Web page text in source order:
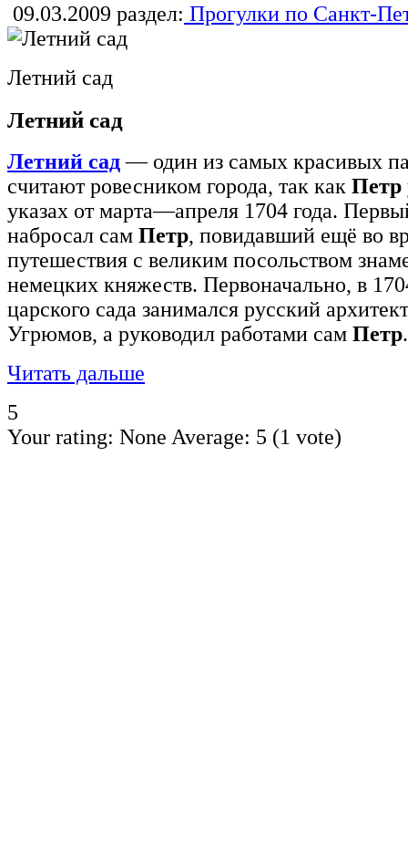
09.03.2009 раздел: Прогулки по Санкт-
Летний сад
Летний сад
Летний сад— один из самых красивых
считают ровесником города, так как Петр
указах от марта—апреля 1704 года.
набросал сам Петр, повидавший ещё во
путешествия с великим посольством
немецких княжеств. Первоначально, в
царского сада занимался русский
Угрюмов, а руководил работами сам Петр.
Читать дальше
5
Your rating: None Average: 5 (1 vote)